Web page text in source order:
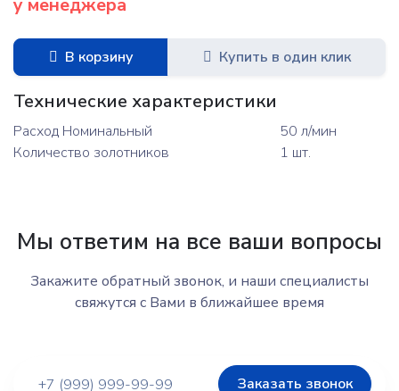
у менеджера
В корзину Купить в один клик
Технические характеристики
Расход Номинальный
50 л/мин
Количество золотников
1 шт.
Мы ответим на все ваши вопросы
Закажите обратный звонок, и наши специалисты
свяжутся с Вами в ближайшее время
Заказать звонок